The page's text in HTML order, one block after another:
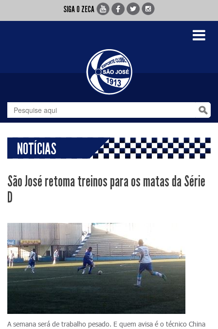
SIGA O ZECA
Toggle
NOTÍCIAS
São José retoma treinos para os matas da Série
D
A semana será de trabalho pesado. E quem avisa é o técnico China